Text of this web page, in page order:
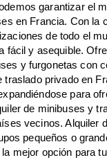
garantizar el
en Francia. Con la
de todo el
fácil y asequible.
y furgonetas con
traslado privado en
para
de minibuses y
vecinos. Alquiler
pequeños o
mejor opción para